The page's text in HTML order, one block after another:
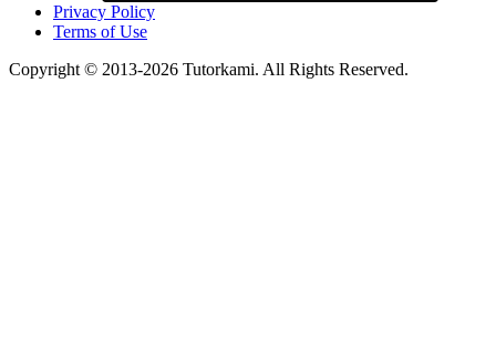
Privacy Policy
Terms of Use
Copyright © 2013-2026 Tutorkami. All Rights Reserved.